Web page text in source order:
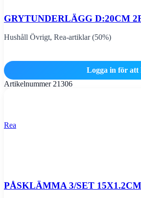
GRYTUNDERLÄGG D:20CM
Hushåll Övrigt, Rea-artiklar (50%)
Logga in för att
Artikelnummer 21306
Rea
PÅSKLÄMMA 3/SET 15X1.2CM